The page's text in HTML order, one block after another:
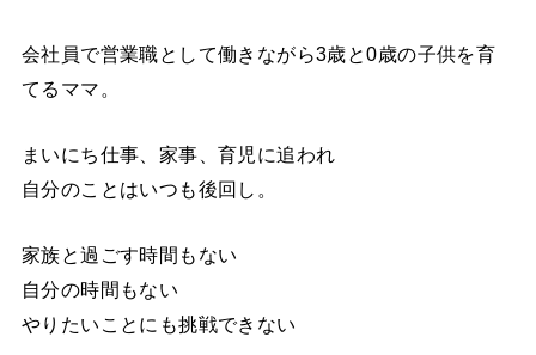
会社員で営業職として働きながら3歳と0歳の子供を育
てるママ。
まいにち仕事、家事、育児に追われ
自分のことはいつも後回し。
家族と過ごす時間もない
自分の時間もない
やりたいことにも挑戦できない